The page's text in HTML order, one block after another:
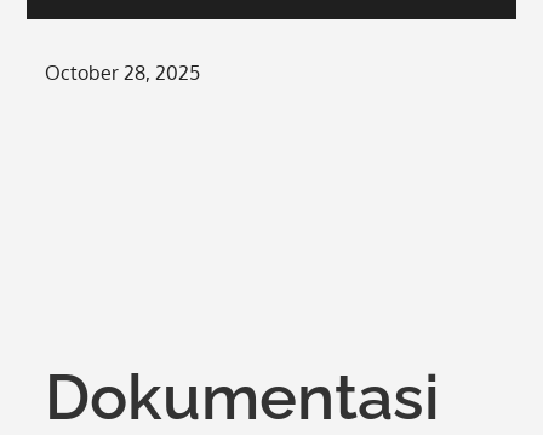
Posted
October 28, 2025
Dokumentasi